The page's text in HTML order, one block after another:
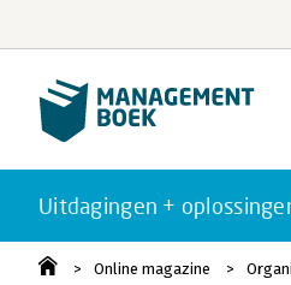
Uitdagingen +
Online magazine